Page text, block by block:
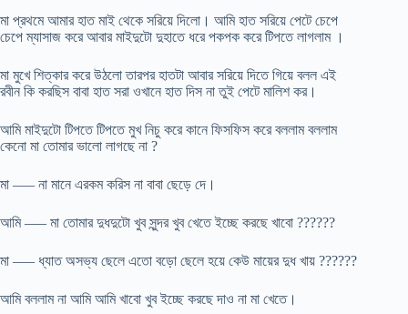
মা প্রথমে আমার হাত মাই থেকে সরিয়ে দিলো। আমি হাত সরিয়ে পেটে চেপে
চেপে ম্যাসাজ করে আবার মাইদুটো দুহাতে ধরে পকপক করে টিপতে লাগলাম ।
মা মুখে শিত্কার করে উঠলো তারপর হাতটা আবার সরিয়ে দিতে গিয়ে বলল এই
রবীন কি করছিস বাবা হাত সরা ওখানে হাত দিস না তুই পেটে মালিশ কর।
আমি মাইদুটো টিপতে টিপতে মুখ নিচু করে কানে ফিসফিস করে বললাম বললাম
কেনো মা তোমার ভালো লাগছে না ?
মা —– না মানে এরকম করিস না বাবা ছেড়ে দে।
আমি —– মা তোমার দুধদুটো খুব সুন্দর খুব খেতে ইচ্ছে করছে খাবো ??????
মা —– ধ্যাত অসভ্য ছেলে এতো বড়ো ছেলে হয়ে কেউ মায়ের দুধ খায় ??????
আমি বললাম না আমি আমি খাবো খুব ইচ্ছে করছে দাও না মা খেতে।